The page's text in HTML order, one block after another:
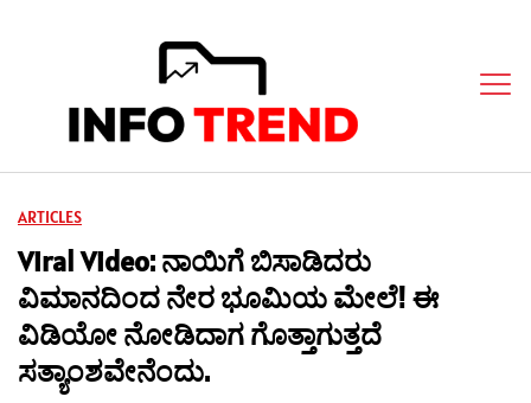
ARTICLES
Viral Video: ನಾಯಿಗೆ ಬಿಸಾಡಿದರು
ವಿಮಾನದಿಂದ ನೇರ ಭೂಮಿಯ ಮೇಲೆ! ಈ
ವಿಡಿಯೋ ನೋಡಿದಾಗ ಗೊತ್ತಾಗುತ್ತದೆ
ಸತ್ಯಾಂಶವೇನೆಂದು.